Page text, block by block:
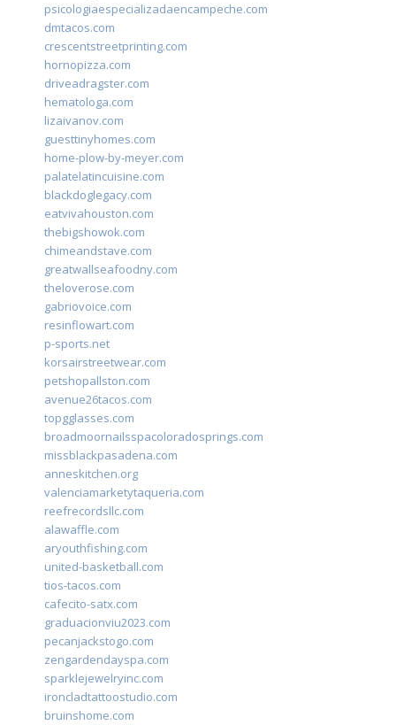
psicologiaespecializadaencampeche.com
dmtacos.com
crescentstreetprinting.com
hornopizza.com
driveadragster.com
hematologa.com
lizaivanov.com
guesttinyhomes.com
home-plow-by-meyer.com
palatelatincuisine.com
blackdoglegacy.com
eatvivahouston.com
thebigshowok.com
chimeandstave.com
greatwallseafoodny.com
theloverose.com
gabriovoice.com
resinflowart.com
p-sports.net
korsairstreetwear.com
petshopallston.com
avenue26tacos.com
topgglasses.com
broadmoornailsspacoloradosprings.com
missblackpasadena.com
anneskitchen.org
valenciamarketytaqueria.com
reefrecordsllc.com
alawaffle.com
aryouthfishing.com
united-basketball.com
tios-tacos.com
cafecito-satx.com
graduacionviu2023.com
pecanjackstogo.com
zengardendayspa.com
sparklejewelryinc.com
ironcladtattoostudio.com
bruinshome.com